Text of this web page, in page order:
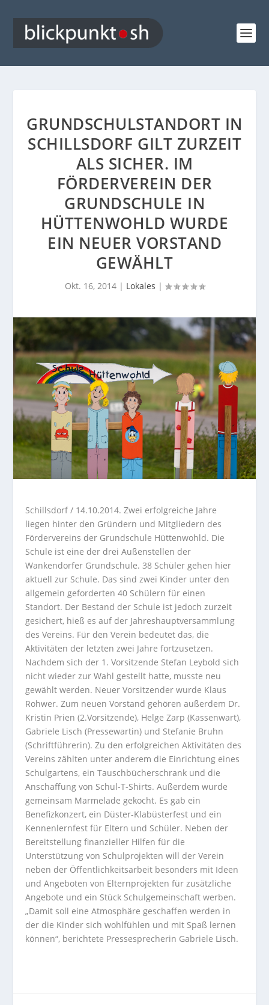
GRUNDSCHULSTANDORT IN
SCHILLSDORF GILT ZURZEIT
ALS SICHER. IM
FÖRDERVEREIN DER
GRUNDSCHULE IN
HÜTTENWOHLD WURDE
EIN NEUER VORSTAND
GEWÄHLT
Okt. 16, 2014| Lokales |
Schillsdorf / 14.10.2014. Zwei erfolgreiche Jahre
liegen hinter den Gründern und Mitgliedern des
Fördervereins der Grundschule Hüttenwohld. Die
Schule ist eine der drei Außenstellen der
Wankendorfer Grundschule. 38 Schüler gehen hier
aktuell zur Schule. Das sind zwei Kinder unter den
allgemein geforderten 40 Schülern für einen
Standort. Der Bestand der Schule ist jedoch zurzeit
gesichert, hieß es auf der Jahreshauptversammlung
des Vereins. Für den Verein bedeutet das, die
Aktivitäten der letzten zwei Jahre fortzusetzen.
Nachdem sich der 1. Vorsitzende Stefan Leybold sich
nicht wieder zur Wahl gestellt hatte, musste neu
gewählt werden. Neuer Vorsitzender wurde Klaus
Rohwer. Zum neuen Vorstand gehören außerdem Dr.
Kristin Prien (2.Vorsitzende), Helge Zarp (Kassenwart),
Gabriele Lisch (Pressewartin) und Stefanie Bruhn
(Schriftführerin). Zu den erfolgreichen Aktivitäten des
Vereins zählten unter anderem die Einrichtung eines
Schulgartens, ein Tauschbücherschrank und die
Anschaffung von Schul-T-Shirts. Außerdem wurde
gemeinsam Marmelade gekocht. Es gab ein
Benefizkonzert, ein Düster-Klabüsterfest und ein
Kennenlernfest für Eltern und Schüler. Neben der
Bereitstellung finanzieller Hilfen für die
Unterstützung von Schulprojekten will der Verein
neben der Öffentlichkeitsarbeit besonders mit Ideen
und Angeboten von Elternprojekten für zusätzliche
Angebote und ein Stück Schulgemeinschaft werben.
„Damit soll eine Atmosphäre geschaffen werden in
der die Kinder sich wohlfühlen und mit Spaß lernen
können“, berichtete Pressesprecherin Gabriele Lisch.